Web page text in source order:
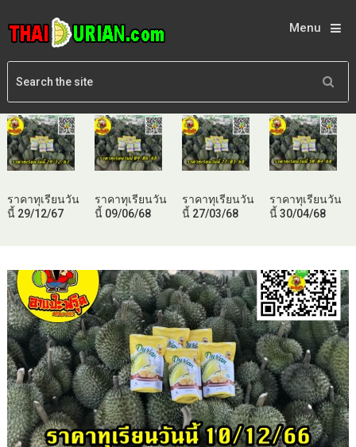
Menu
ราคาทุเรียนวัน
นี้ 29/12/67
ราคาทุเรียนวัน
นี้ 09/06/68
ราคาทุเรียนวัน
นี้ 27/03/68
ราคาทุเรียนวัน
นี้ 30/04/68